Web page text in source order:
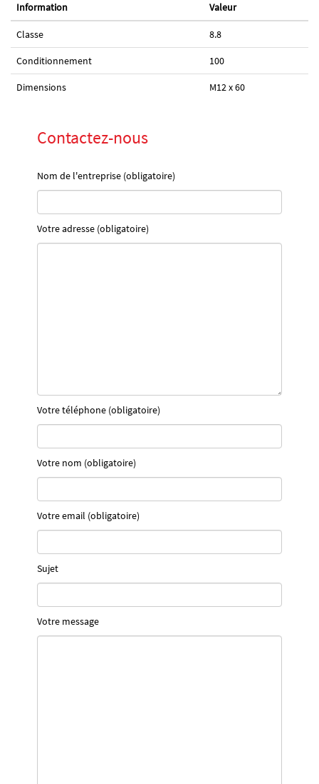
Information Valeur
Classe 8.8
Conditionnement 100
Dimensions M12 x 60
Contactez-nous
Nom de l'entreprise (obligatoire)
Votre adresse (obligatoire)
Votre téléphone (obligatoire)
Votre nom (obligatoire)
Votre email (obligatoire)
Sujet
Votre message